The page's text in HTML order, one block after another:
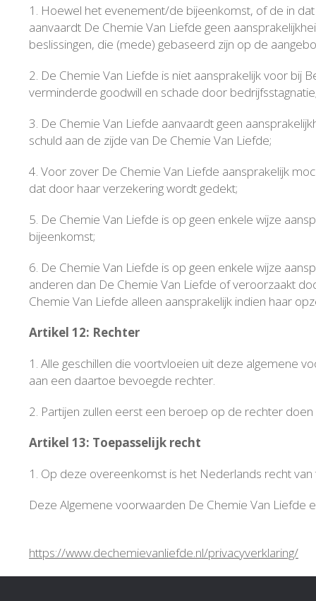
1. Hoewel het evenement/de bijeenkomst, of de in
aanvaardt De Chemie Van Liefde geen
beslissingen, die (mede) gebaseerd zijn op de
2. De Chemie Van Liefde is niet aansprakelijk voor bij
verminderde goodwill en schade door
3. De Chemie Van Liefde aanvaardt geen
schuld aan de zijde van De Chemie Van Liefde;
4. Voor zover De Chemie Van Liefde aansprakelijk
dat door haar verzekering wordt gedekt;
5. De Chemie Van Liefde is op geen enkele wijze
bijeenkomst;
6. De Chemie Van Liefde is op geen enkele wijze
anderen dan De Chemie Van Liefde of veroorzaakt
Chemie Van Liefde alleen aansprakelijk indien haar
Artikel 12: Rechter
1. Alle geschillen die voortvloeien uit deze algemene
aan een daartoe bevoegde rechter.
2. Partijen zullen eerst een beroep op de rechter
Artikel 13: Toepasselijk recht
1. Op deze overeenkomst is het Nederlands recht van
Deze Algemene voorwaarden De Chemie Van
https://www.dechemievanliefde.nl/privacyverklaring/